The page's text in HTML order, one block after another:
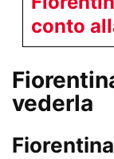
conto
vederla